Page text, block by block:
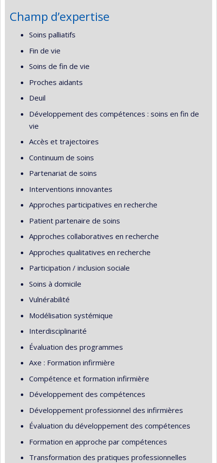
Champ d’expertise
Soins palliatifs
Fin de vie
Soins de fin de vie
Proches aidants
Deuil
Développement des compétences : soins en fin de
vie
Accès et trajectoires
Continuum de soins
Partenariat de soins
Interventions innovantes
Approches participatives en recherche
Patient partenaire de soins
Approches collaboratives en recherche
Approches qualitatives en recherche
Participation / inclusion sociale
Soins à domicile
Vulnérabilité
Modélisation systémique
Interdisciplinarité
Évaluation des programmes
Axe : Formation infirmière
Compétence et formation infirmière
Développement des compétences
Développement professionnel des infirmières
Évaluation du développement des compétences
Formation en approche par compétences
Transformation des pratiques professionnelles